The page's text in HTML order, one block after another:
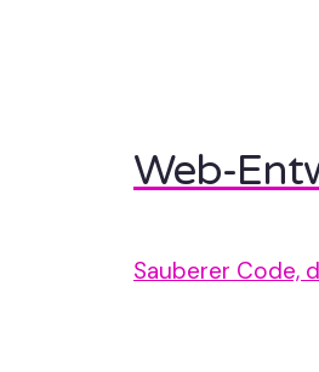
Web-
Sauberer Code,